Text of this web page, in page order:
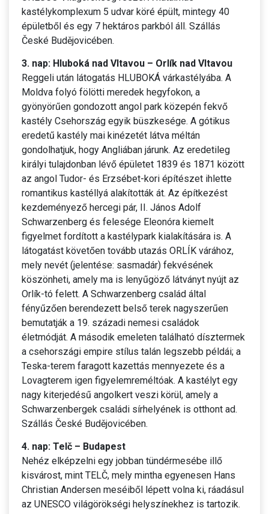
kastélykomplexum 5 udvar köré épült, mintegy 40
épületből és egy 7 hektáros parkból áll. Szállás
České Budějovicében.
3. nap: Hluboká nad Vltavou – Orlík nad Vltavou
Reggeli után látogatás HLUBOKÁ várkastélyába. A
Moldva folyó fölötti meredek hegyfokon, a
gyönyörűen gondozott angol park közepén fekvő
kastély Csehország egyik büszkesége. A gótikus
eredetű kastély mai kinézetét látva méltán
gondolhatjuk, hogy Angliában járunk. Az eredetileg
királyi tulajdonban lévő épületet 1839 és 1871 között
az angol Tudor- és Erzsébet-kori építészet ihlette
romantikus kastéllyá alakították át. Az építkezést
kezdeményező hercegi pár, II. János Adolf
Schwarzenberg és felesége Eleonóra kiemelt
figyelmet fordított a kastélypark kialakítására is. A
látogatást követően tovább utazás ORLÍK várához,
mely nevét (jelentése: sasmadár) fekvésének
köszönheti, amely ma is lenyűgöző látványt nyújt az
Orlík-tó felett. A Schwarzenberg család által
fényűzően berendezett belső terek nagyszerűen
bemutatják a 19. századi nemesi családok
életmódját. A második emeleten található dísztermek
a csehországi empire stílus talán legszebb példái; a
Teska-terem faragott kazettás mennyezete és a
Lovagterem igen figyelemreméltóak. A kastélyt egy
nagy kiterjedésű angolkert veszi körül, amely a
Schwarzenbergek családi sírhelyének is otthont ad.
Szállás České Budějovicében.
4. nap: Telč – Budapest
Nehéz elképzelni egy jobban tündérmesébe illő
kisvárost, mint TELČ, mely mintha egyenesen Hans
Christian Andersen meséiből lépett volna ki, ráadásul
az UNESCO világörökségi helyszínekhez is tartozik.